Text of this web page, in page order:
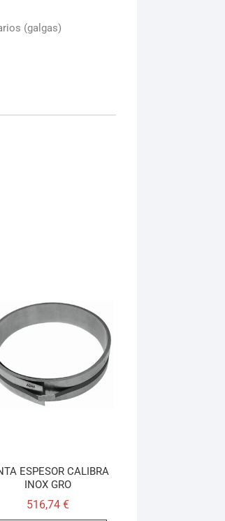
(galgas)
ESPESOR CALIBRA
INOX GRO
516,74€